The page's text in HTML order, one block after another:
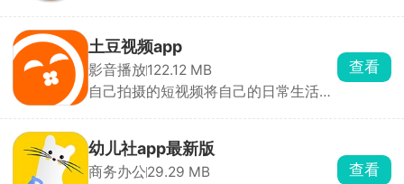
土豆视频app
影音播放122.12 MB
自己拍摄的短视频将自己的日常生活分
查看
幼儿社app最新版
商务办公29.29 MB
查看